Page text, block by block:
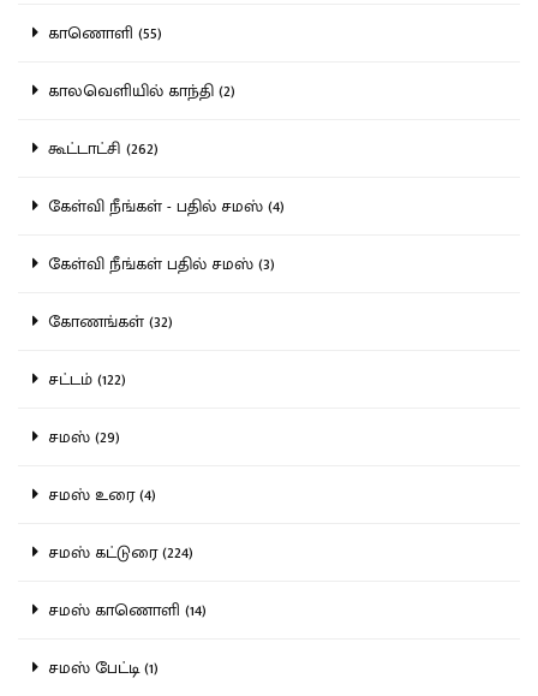
காணொளி (55)
காலவெளியில் காந்தி (2)
கூட்டாட்சி (262)
கேள்வி நீங்கள் - பதில் சமஸ் (4)
கேள்வி நீங்கள் பதில் சமஸ் (3)
கோணங்கள் (32)
சட்டம் (122)
சமஸ் (29)
சமஸ் உரை (4)
சமஸ் கட்டுரை (224)
சமஸ் காணொளி (14)
சமஸ் பேட்டி (1)